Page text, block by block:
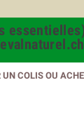
COLIS OU